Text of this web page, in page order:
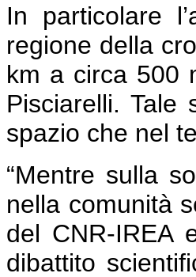
In particolare
regione della
km a circa 500
Pisciarelli. Tale
spazio che nel
“Mentre sulla
nella comunità
del CNR-IREA
dibattito